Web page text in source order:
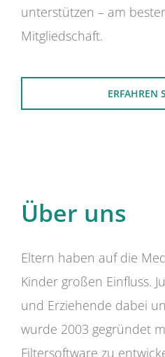
unterstützen – am
Mitgliedschaft.
ERFAHREN
Über uns
Eltern haben auf die
Kinder großen Einfluss.
und Erziehende dabei
wurde 2003 gegründet
Filtersoftware zu